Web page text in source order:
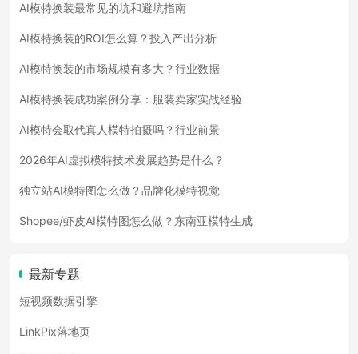
AI模特换装最常见的坑和避坑指南
AI模特换装的ROI怎么算？投入产出分析
AI模特换装的市场规模有多大？行业数据
AI模特换装成功案例分享：服装卖家实战经验
AI模特会取代真人模特拍摄吗？行业前景
2026年AI虚拟模特技术发展趋势是什么？
独立站AI模特图怎么做？品牌化模特视觉
Shopee/虾皮AI模特图怎么做？东南亚模特生成
最新专题
短视频数据引擎
LinkPix落地页